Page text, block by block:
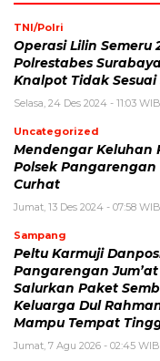
TNI/Polri
Operasi Lilin Semeru
Polrestabes
Knalpot Tidak
Selasa, 24 Des 2024 - 11:03 WIB
Uncategorized
Mendengar Keluhan
Polsek Pangarengan
Curhat
Jumat, 13 Des 2024 - 07:58 WIB
Sampang
Peltu Karmuji
Pangarengan
Salurkan Paket
Keluarga Dul
Mampu Tempat
Jumat, 7 Agu 2026 - 02:45 WIB